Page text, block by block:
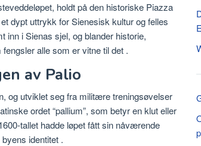
holdt på den historiske Piazza
dypt uttrykk for Sienesisk kultur og felles
inn i Sienas sjel, og blander historie,
alle som er vitne til det .
av Palio
og utviklet seg fra militære treningsøvelser
ordet “pallium”, som betyr en klut eller
tallet hadde løpet fått sin nåværende
identitet .